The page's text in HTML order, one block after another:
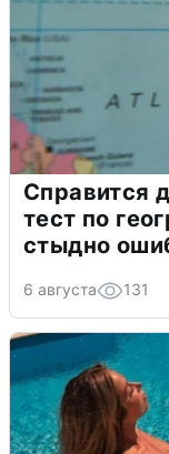
Справится
тест по
стыдно
6 августа 131